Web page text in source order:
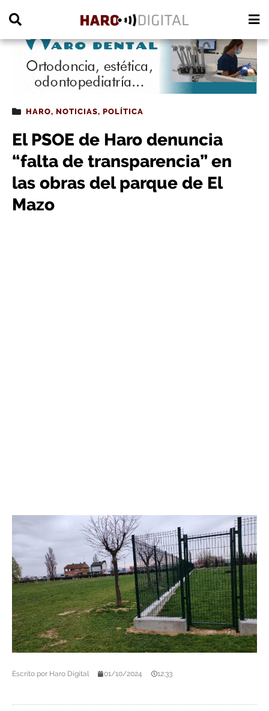
HARO, NOTICIAS, POLÍTICA
El PSOE de Haro denuncia
“falta de transparencia” en
las obras del parque de El
Mazo
Escrito por Haro Digital 01/10/2024 12:33